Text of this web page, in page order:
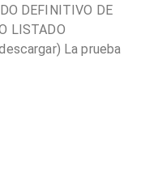
DEFINITIVO DE
LISTADO
La prueba